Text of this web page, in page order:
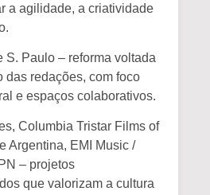
a agilidade, a criatividade
S. Paulo – reforma voltada
das redações, com foco
e espaços colaborativos.
, Columbia Tristar Films of
Argentina, EMI Music /
– projetos
que valorizam a cultura